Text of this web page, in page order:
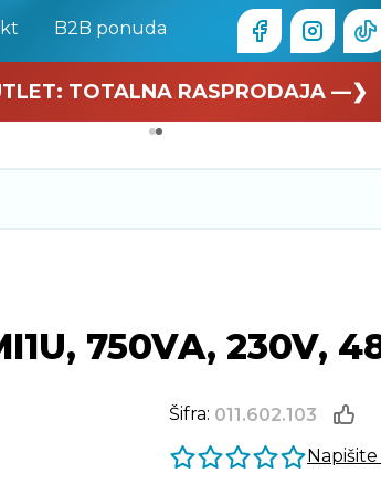
B2B ponuda
🏄 Zaslužuješ odmor —❯
TOTALNA RASPRODAJA —❯
750VA, 230V,
Šifra: 011.602.103